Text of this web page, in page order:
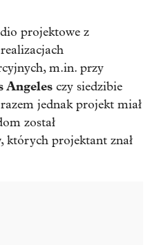
projektowe z
m.in. przy
Angeles czy siedzibie
jednak projekt miał
został
których projektant znał